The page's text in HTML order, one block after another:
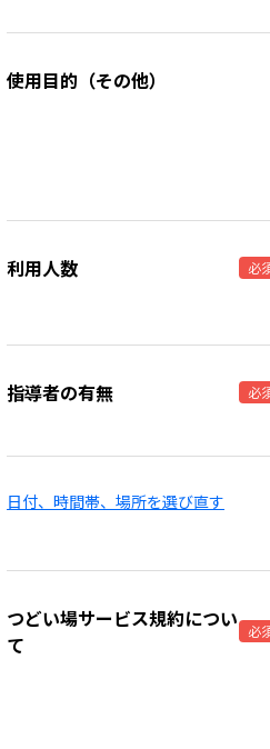
使用目的（その他）
利用人数 必
指導者の有無 必
日付、時間帯、場所を選び直す
つどい場サービス規約につい
て
必